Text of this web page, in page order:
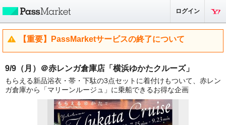
ログイン
【重要】PassMarketサービスの終了について
9/9（月）＠赤レンガ倉庫店「横浜ゆかたクルーズ」
もらえる新品浴衣・帯・下駄の3点セットに着付けもついて、赤レン
ガ倉庫から「マリーンルージュ」に乗船できるお得な企画